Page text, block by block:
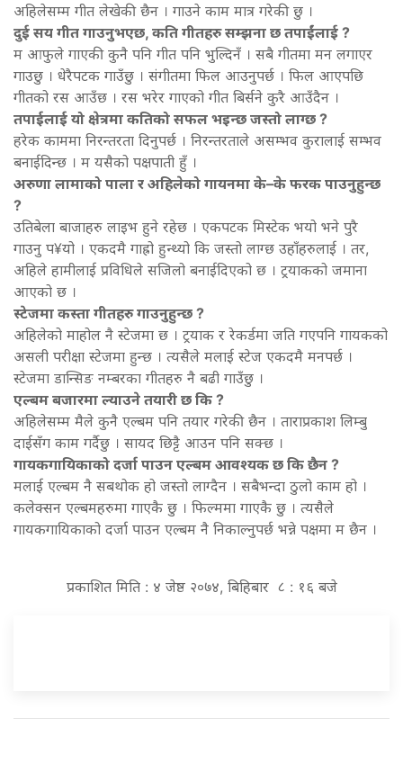
अहिलेसम्म गीत लेखेकी छैन । गाउने काम मात्र गरेकी छु ।
दुई सय गीत गाउनुभएछ, कति गीतहरु सम्झना छ तपाईंलाई ?
म आफुले गाएकी कुनै पनि गीत पनि भुल्दिनँ । सबै गीतमा मन लगाएर
गाउछु । धेरैपटक गाउँछु । संगीतमा फिल आउनुपर्छ । फिल आएपछि
गीतको रस आउँछ । रस भरेर गाएको गीत बिर्सने कुरै आउँदैन ।
तपाईलाई यो क्षेत्रमा कतिको सफल भइन्छ जस्तो लाग्छ ?
हरेक काममा निरन्तरता दिनुपर्छ । निरन्तरताले असम्भव कुरालाई सम्भव
बनाईदिन्छ । म यसैको पक्षपाती हुँ ।
अरुणा लामाको पाला र अहिलेको गायनमा के–के फरक पाउनुहुन्छ
?
उतिबेला बाजाहरु लाइभ हुने रहेछ । एकपटक मिस्टेक भयो भने पुरै
गाउनु प¥यो । एकदमै गाह्रो हुन्थ्यो कि जस्तो लाग्छ उहाँहरुलाई । तर,
अहिले हामीलाई प्रविधिले सजिलो बनाईदिएको छ । ट्रयाकको जमाना
आएको छ ।
स्टेजमा कस्ता गीतहरु गाउनुहुन्छ ?
अहिलेको माहोल नै स्टेजमा छ । ट्रयाक र रेकर्डमा जति गएपनि गायकको
असली परीक्षा स्टेजमा हुन्छ । त्यसैले मलाई स्टेज एकदमै मनपर्छ ।
स्टेजमा डान्सिङ नम्बरका गीतहरु नै बढी गाउँछु ।
एल्बम बजारमा ल्याउने तयारी छ कि ?
अहिलेसम्म मैले कुनै एल्बम पनि तयार गरेकी छैन । ताराप्रकाश लिम्बु
दाईसँग काम गर्दैछु । सायद छिट्टै आउन पनि सक्छ ।
गायकगायिकाको दर्जा पाउन एल्बम आवश्यक छ कि छैन ?
मलाई एल्बम नै सबथोक हो जस्तो लाग्दैन । सबैभन्दा ठुलो काम हो ।
कलेक्सन एल्बमहरुमा गाएकै छु । फिल्ममा गाएकै छु । त्यसैले
गायकगायिकाको दर्जा पाउन एल्बम नै निकाल्नुपर्छ भन्ने पक्षमा म छैन ।
प्रकाशित मिति : ४ जेष्ठ २०७४, बिहिबार ८ : १६ बजे